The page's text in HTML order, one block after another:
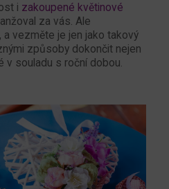
i zakoupené květinové
za vás. Ale
a vezměte je jen jako takový
způsoby dokončit nejen
v souladu s roční dobou.